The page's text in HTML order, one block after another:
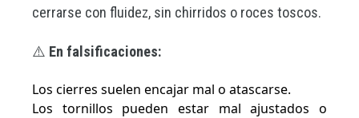
cerrarse con fluidez, sin chirridos o roces toscos.
⚠️ En falsificaciones:
Los cierres suelen encajar mal o atascarse.
Los tornillos pueden estar mal ajustados o